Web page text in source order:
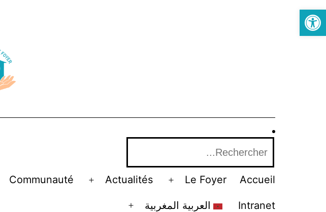
Open toolbar
Accueil
Le Foyer
Actualités
Communauté
Intranet العربية المغربية